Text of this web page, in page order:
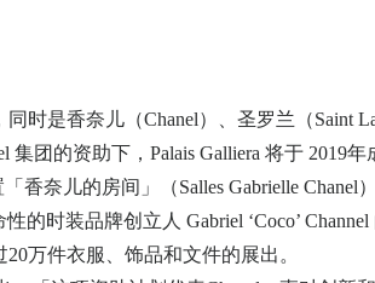
时是香奈儿（Chanel）、圣罗兰（Saint
团的资助下，Palais Galliera 将于 2019
香奈儿的房间」（Salles Gabrielle
的时装品牌创立人 Gabriel ‘Coco’
万件衣服、饰品和文件的展出。